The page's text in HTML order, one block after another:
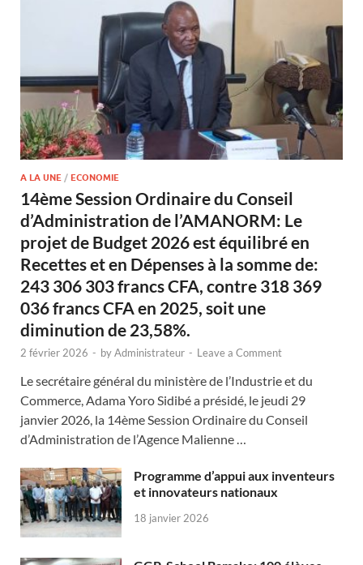
A LA UNE / ECONOMIE
14ème Session Ordinaire du Conseil
d’Administration de l’AMANORM: Le
projet de Budget 2026 est équilibré en
Recettes et en Dépenses à la somme de:
243 306 303 francs CFA, contre 318 369
036 francs CFA en 2025, soit une
diminution de 23,58%.
2 février 2026 - byAdministrateur - Leave a Comment
Le secrétaire général du ministère de l’Industrie et du
Commerce, Adama Yoro Sidibé a présidé, le jeudi 29
janvier 2026, la 14ème Session Ordinaire du Conseil
d’Administration de l’Agence Malienne …
Programme d’appui aux inventeurs
et innovateurs nationaux
18 janvier 2026